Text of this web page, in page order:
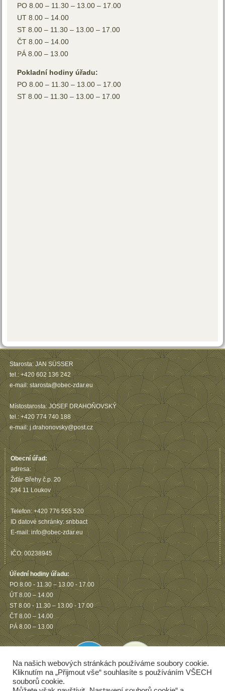
PO 8.00 – 11.30 – 13.00 – 17.00
UT 8.00 – 14.00
ST 8.00 – 11.30 – 13.00 – 17.00
ČT 8.00 – 14.00
PÁ 8.00 – 13.00
Pokladní hodiny úřadu:
PO 8.00 – 11.30 – 13.00 – 17.00
ST 8.00 – 11.30 – 13.00 – 17.00
Starosta: JAN SÜSSER
tel.: +420 602 136 242
e-mail: starosta@obec-zdar.eu
Místostarosta: JOSEF DRAHOŇOVSKÝ
tel.: +420 774 740 188
e-mail: j.drahonovsky@post.cz
Obecní úřad:
adresa:
Žďár-Břehy č.p. 20
294 11 Loukov
Telefon: +420 776 555 520
ID datové schránky: snbbact
E-mail: info@obec-zdar.eu
IČO: 00238945
Úřední hodiny úřadu:
PO 8.00 - 11.30 – 13.00 - 17.00
ÚT 8.00 – 14.00
ST 8.00 - 11.30 – 13.00 - 17.00
ČT 8.00 – 14.00
PÁ 8.00 – 13.00
Na našich webových stránkách používáme soubory cookie.
Kliknutím na „Přijmout vše“ souhlasíte s používáním VŠECH
souborů cookie.